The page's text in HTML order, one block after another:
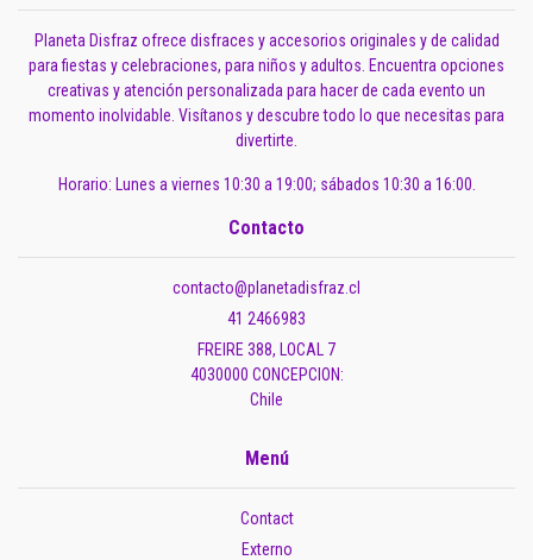
Planeta Disfraz ofrece disfraces y accesorios originales y de calidad
para fiestas y celebraciones, para niños y adultos. Encuentra opciones
creativas y atención personalizada para hacer de cada evento un
momento inolvidable. Visítanos y descubre todo lo que necesitas para
divertirte.
Horario: Lunes a viernes 10:30 a 19:00; sábados 10:30 a 16:00.
Contacto
contacto@planetadisfraz.cl
41 2466983
FREIRE 388, LOCAL 7
4030000 CONCEPCION:
Chile
Menú
Contact
Externo